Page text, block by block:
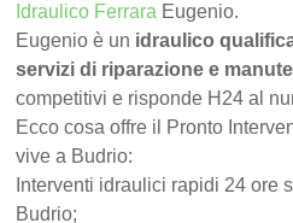
Idraulico Ferrara Eugenio.
Eugenio è un idraulico
servizi di riparazione e
competitivi e risponde H24 al
Ecco cosa offre il Pronto
vive a Budrio:
Interventi idraulici rapidi 24 ore
Budrio;